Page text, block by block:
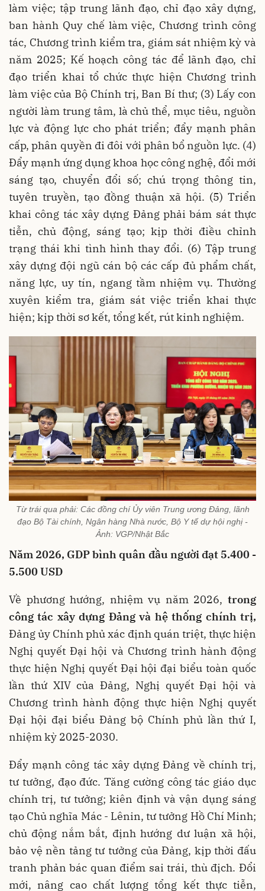
làm việc; tập trung lãnh đạo, chỉ đạo xây dựng,
ban hành Quy chế làm việc, Chương trình công
tác, Chương trình kiểm tra, giám sát nhiệm kỳ và
năm 2025; Kế hoạch công tác để lãnh đạo, chỉ
đạo triển khai tổ chức thực hiện Chương trình
làm việc của Bộ Chính trị, Ban Bí thư; (3) Lấy con
người làm trung tâm, là chủ thể, mục tiêu, nguồn
lực và động lực cho phát triển; đẩy mạnh phân
cấp, phân quyền đi đôi với phân bổ nguồn lực. (4)
Đẩy mạnh ứng dụng khoa học công nghệ, đổi mới
sáng tạo, chuyển đổi số; chú trọng thông tin,
tuyên truyền, tạo đồng thuận xã hội. (5) Triển
khai công tác xây dựng Đảng phải bám sát thực
tiễn, chủ động, sáng tạo; kịp thời điều chỉnh
trạng thái khi tình hình thay đổi. (6) Tập trung
xây dựng đội ngũ cán bộ các cấp đủ phẩm chất,
năng lực, uy tín, ngang tầm nhiệm vụ. Thường
xuyên kiểm tra, giám sát việc triển khai thực
hiện; kịp thời sơ kết, tổng kết, rút kinh nghiệm.
Từ trái qua phải: Các đồng chí Ủy viên Trung ương Đảng, lãnh
đạo Bộ Tài chính, Ngân hàng Nhà nước, Bộ Y tế dự hội nghị -
Ảnh: VGP/Nhật Bắc
Năm 2026, GDP bình quân đầu người đạt 5.400 -
5.500 USD
Về phương hướng, nhiệm vụ năm 2026, trong
công tác xây dựng Đảng và hệ thống chính trị,
Đảng ủy Chính phủ xác định quán triệt, thực hiện
Nghị quyết Đại hội và Chương trình hành động
thực hiện Nghị quyết Đại hội đại biểu toàn quốc
lần thứ XIV của Đảng, Nghị quyết Đại hội và
Chương trình hành động thực hiện Nghị quyết
Đại hội đại biểu Đảng bộ Chính phủ lần thứ I,
nhiệm kỳ 2025-2030.
Đẩy mạnh công tác xây dựng Đảng về chính trị,
tư tưởng, đạo đức. Tăng cường công tác giáo dục
chính trị, tư tưởng; kiên định và vận dụng sáng
tạo Chủ nghĩa Mác - Lênin, tư tưởng Hồ Chí Minh;
chủ động nắm bắt, định hướng dư luận xã hội,
bảo vệ nền tảng tư tưởng của Đảng, kịp thời đấu
tranh phản bác quan điểm sai trái, thù địch. Đổi
mới, nâng cao chất lượng tổng kết thực tiễn,